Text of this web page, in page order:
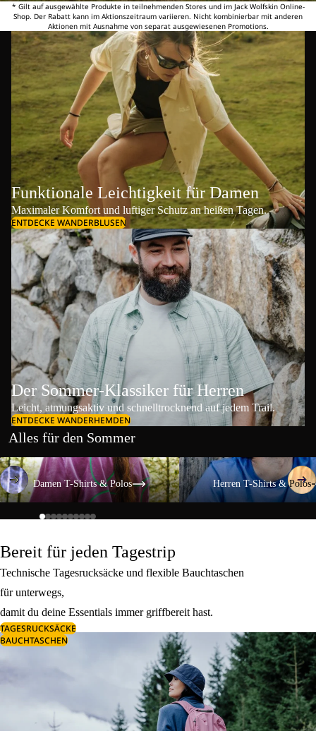
* Gilt auf ausgewählte Produkte in teilnehmenden Stores und im Jack Wolfskin Online-
Shop. Der Rabatt kann im Aktionszeitraum variieren. Nicht kombinierbar mit anderen
Aktionen mit Ausnahme von separat ausgewiesenen Promotions.
Funktionale Leichtigkeit für Damen
Maximaler Komfort und luftiger Schutz an heißen Tagen.
ENTDECKE WANDERBLUSEN
Der Sommer-Klassiker für Herren
Leicht, atmungsaktiv und schnelltrocknend auf jedem Trail.
ENTDECKE WANDERHEMDEN
Alles für den Sommer
Damen T-Shirts & Polos
Damen T-Shirts & Polos
Herren T-Shirts & Polos
Herren T-Shirts & Polos
Bereit für jeden Tagestrip
Technische Tagesrucksäcke und flexible Bauchtaschen
für unterwegs,
damit du deine Essentials immer griffbereit hast.
TAGESRUCKSÄCKE
BAUCHTASCHEN